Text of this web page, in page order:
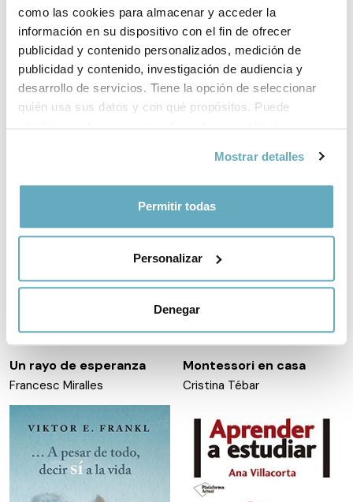
como las cookies para almacenar y acceder la
información en su dispositivo con el fin de ofrecer
publicidad y contenido personalizados, medición de
publicidad y contenido, investigación de audiencia y
desarrollo de servicios. Tiene la opción de seleccionar
quién usa sus datos y con qué propósitos. Puede
cambiar o retirar su consentimiento en cualquier
Si lo permite, también quisiéramos:
geográfica que puede tener una precisión de varios
Identificar su dispositivo analizándolo activamente
datos personales y establezca sus preferencias en la
. Puede cambiar o retirar su
de cookies.
Las cookies de este sitio web se usan para personalizar
el contenido y los anuncios, ofrecer funciones de redes
sociales y analizar el tráfico. Además, compartimos
Mostrar detalles
Permitir todas
Personalizar
Denegar
La salud, tu mejor
talento
Lourdes Tomás Rubio
Un amor muy perro
Gemma Correll
Un rayo de esperanza
Francesc Miralles
Montessori en casa
Cristina Tébar